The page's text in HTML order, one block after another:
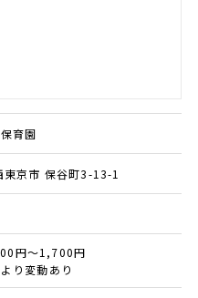
育園
東京市 保谷町3-13-1
円～1,700円
り変動あり